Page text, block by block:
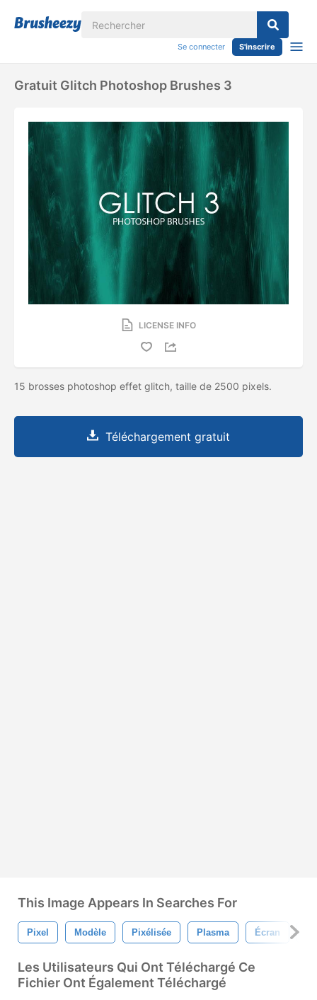
Se connecter S'inscrire
Gratuit Glitch Photoshop Brushes 3
LICENSE INFO
15 brosses photoshop effet glitch, taille de 2500 pixels.
Téléchargement gratuit
This Image Appears In Searches For
Pixel Modèle Pixélisée Plasma Écran
Les Utilisateurs Qui Ont Téléchargé Ce
Fichier Ont Également Téléchargé